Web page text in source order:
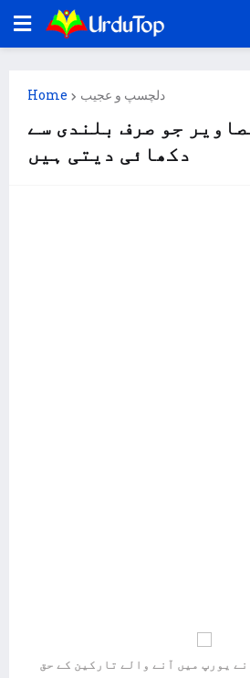
Home دلچسپ و عجیب
جو صرف بلندی سے
دکھائی دیتی ہیں
یورپ میں آنے والے تارکین کے حق